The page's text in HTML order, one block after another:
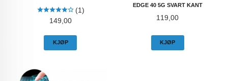
(1)
Pris
149,00
KJØP
EDGE 40 5G SVART KANT
Pris
119,00
KJØP